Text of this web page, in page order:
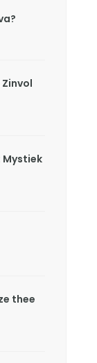
Mystiek
thee